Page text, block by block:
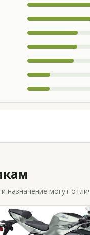
назначение могут